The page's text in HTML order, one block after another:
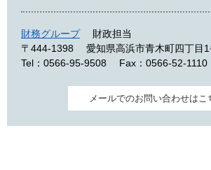
財務グループ
財政担当
〒444-1398
愛知県高浜市青木町四丁目
Tel：0566-95-9508
Fax：0566-52-1110
メールでのお問い合わせはこ